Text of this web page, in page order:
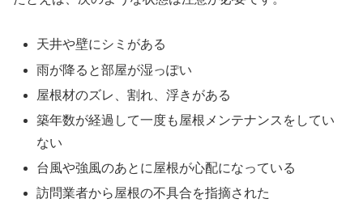
天井や壁にシミがある
雨が降ると部屋が湿っぽい
屋根材のズレ、割れ、浮きがある
築年数が経過して一度も屋根メンテナンスをしてい
ない
台風や強風のあとに屋根が心配になっている
訪問業者から屋根の不具合を指摘された